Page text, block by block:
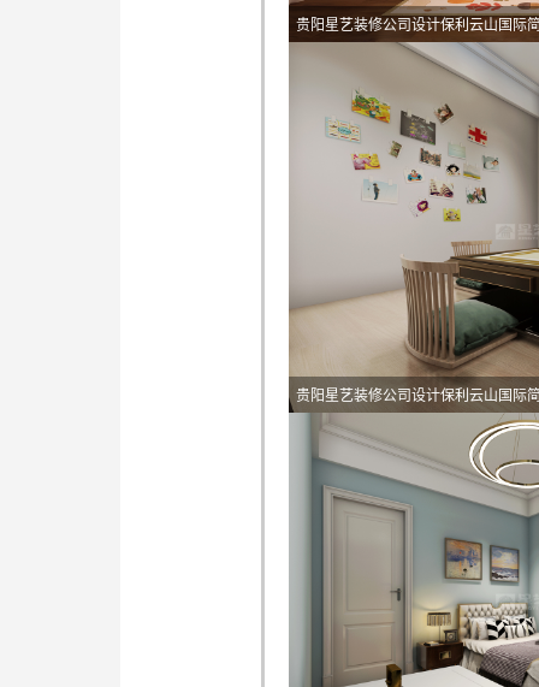
贵阳星艺装修公司设计保利云山国际
贵阳星艺装修公司设计保利云山国际